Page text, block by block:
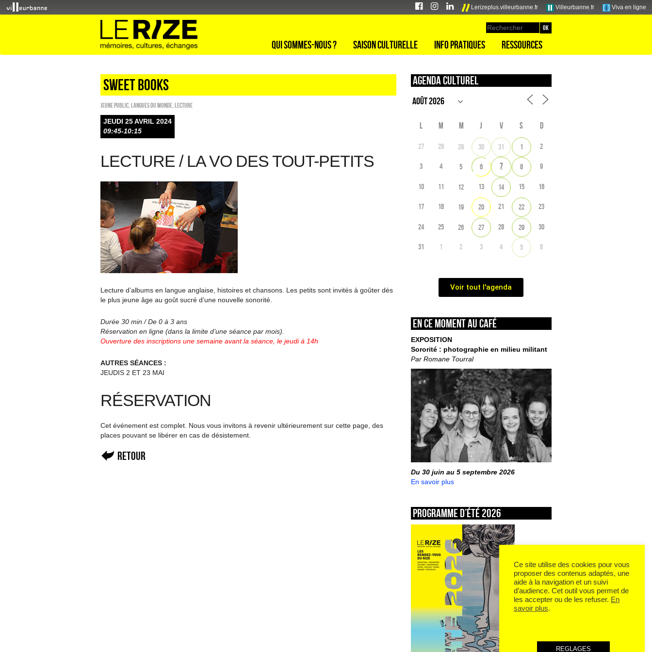
Lerizeplus.villeurbanne.fr Villeurbanne.fr Viva en ligne
Qui sommes-nous ? Saison culturelle Info pratiques Ressources
sweet books
Jeune public Langues du monde Lecture
JEUDI 25 AVRIL 2024
09:45-10:15
LECTURE / LA VO DES TOUT-PETITS
Lecture d’albums en langue anglaise, histoires et chansons. Les petits sont invités à goûter dès
le plus jeune âge au goût sucré d’une nouvelle sonorité.
Durée 30 min / De 0 à 3 ans
Réservation en ligne (dans la limite d’une séance par mois).
Ouverture des inscriptions une semaine avant la séance, le jeudi à 14h
AUTRES SÉANCES :
JEUDIS 2 ET 23 MAI
RÉSERVATION
Cet événement est complet. Nous vous invitons à revenir ultérieurement sur cette page, des
places pouvant se libérer en cas de désistement.
Retour
Agenda culturel
L M M J V S D
27 28 29 30 31 1 2
3 4 5 6 7 8 9
10 11 12 13 14 15 16
17 18 19 20 21 22 23
24 25 26 27 28 29 30
31 1 2 3 4 5 6
Voir tout l'agenda
En ce moment au café
EXPOSITION
Sororité : photographie en milieu militant
Par Romane Tourral
Du 30 juin au 5 septembre 2026
En savoir plus
Programme d’été 2026
Ce site utilise des cookies pour vous
proposer des contenus adaptés, une
aide à la navigation et un suivi
d’audience. Cet outil vous permet de
les accepter ou de les refuser. En
savoir plus.
REGLAGES